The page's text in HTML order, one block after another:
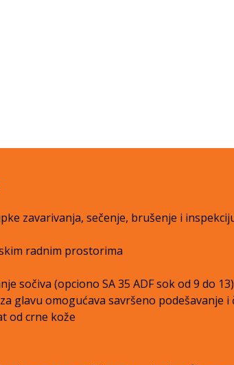
zavarivanja, sečenje, brušenje i
radnim prostorima
sočiva (opciono SA 35 ADF sok od 9 do 13)
glavu omogućava savršeno podešavanje
od crne kože